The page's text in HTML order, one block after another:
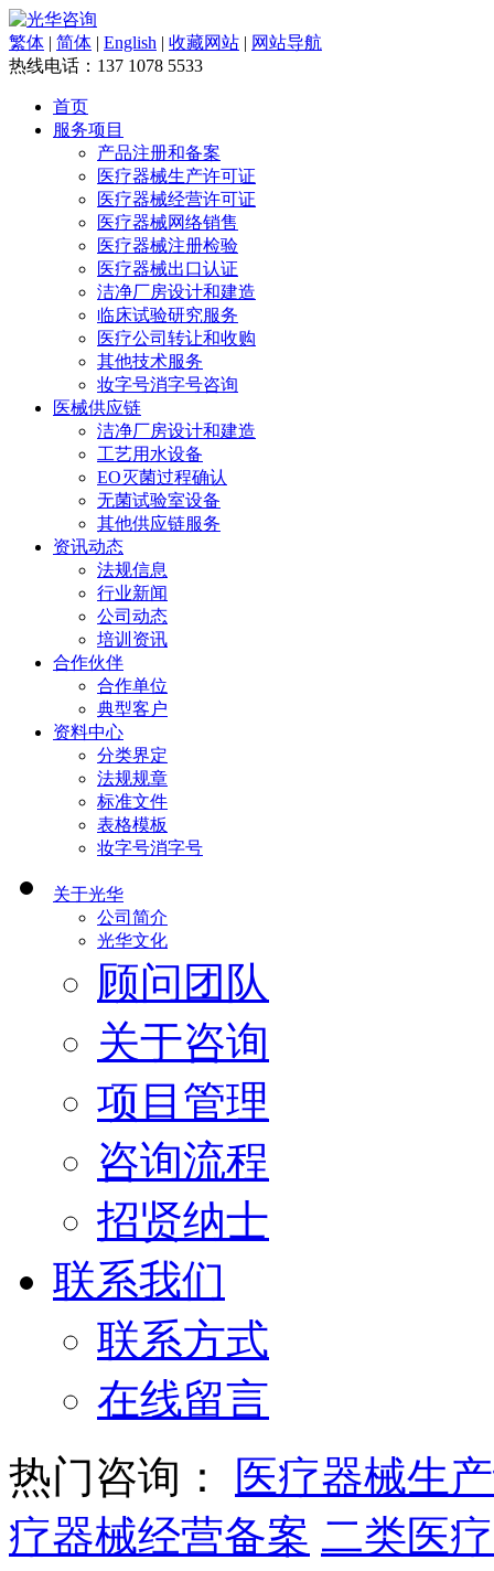
繁体 | 简体 | English | 收藏网站 | 网站导航
热线电话： 137 1078 5533
首页
服务项目
产品注册和备案
医疗器械生产许可证
医疗器械经营许可证
医疗器械网络销售
医疗器械注册检验
医疗器械出口认证
洁净厂房设计和建造
临床试验研究服务
医疗公司转让和收购
其他技术服务
妆字号消字号咨询
医械供应链
洁净厂房设计和建造
工艺用水设备
EO灭菌过程确认
无菌试验室设备
其他供应链服务
资讯动态
法规信息
行业新闻
公司动态
培训资讯
合作伙伴
合作单位
典型客户
资料中心
分类界定
法规规章
标准文件
表格模板
妆字号消字号
关于光华
公司简介
光华文化
顾问团队
关于咨询
项目管理
咨询流程
招贤纳士
联系我们
联系方式
在线留言
热门咨询：
医疗器械生
疗器械经营备案 二类医